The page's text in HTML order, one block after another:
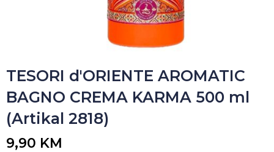
TESORI d'ORIENTE AROMATIC
BAGNO CREMA KARMA 500 ml
(Artikal 2818)
9,90 KM